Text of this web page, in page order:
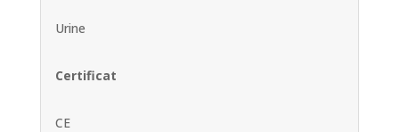
Urine
Certificat
CE